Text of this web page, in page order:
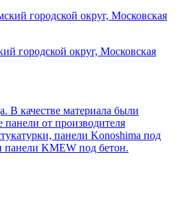
городской округ, Московская
В качестве материала были
от производителя
панели Konoshima под
панели KMEW под бетон.